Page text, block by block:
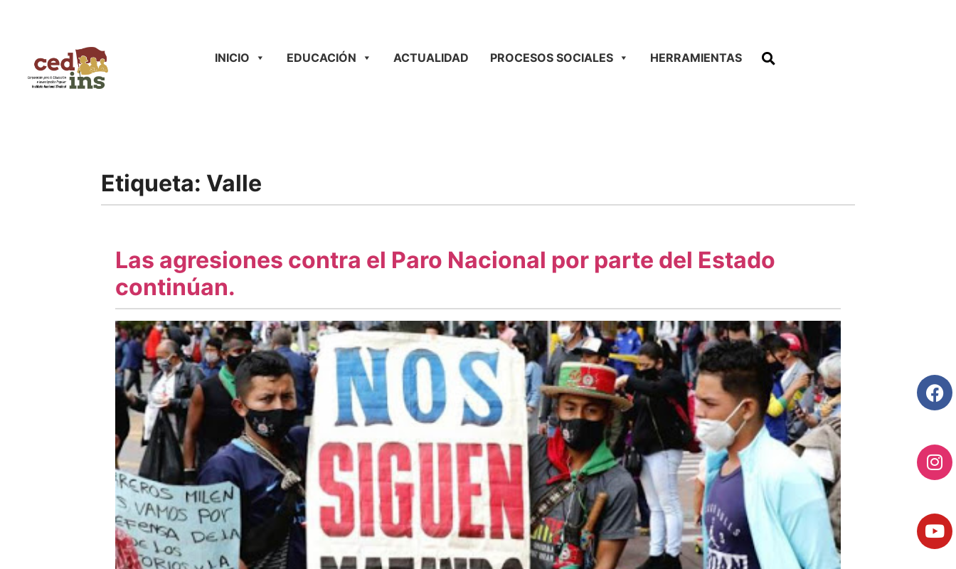
INICIO EDUCACIÓN ACTUALIDAD PROCESOS SOCIALES HERRAMIENTAS
Etiqueta: Valle
Las agresiones contra el Paro Nacional por parte del Estado
continúan.